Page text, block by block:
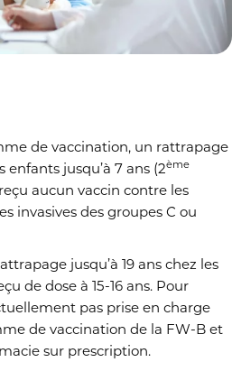
de vaccination, un rattrapage
jusqu’à 7 ans (2ème
aucun vaccin contre les
invasives des groupes C ou
jusqu’à 19 ans chez les
de dose à 15-16 ans. Pour
pas prise en charge
de vaccination de la FW-B et
sur prescription.